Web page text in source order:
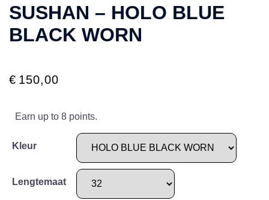
SUSHAN – HOLO BLUE
BLACK WORN
€ 150,00
Earn up to 8 points.
Kleur
Lengtemaat